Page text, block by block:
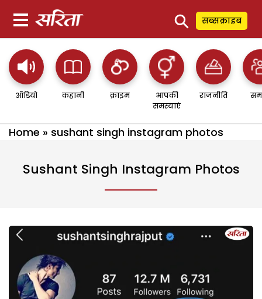
⚲ सब्सक्राइब
ऑडियो कहानी क्राइम
आपकी
समस्याएं
राजनीति
Home » sushant singh instagram photos
Sushant Singh Instagram Photos